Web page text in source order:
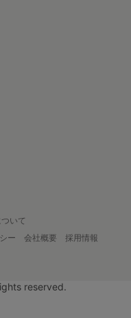
いて
ー 会社概要
採用情報
reserved.